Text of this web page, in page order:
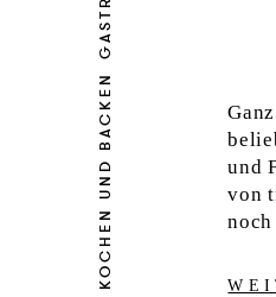
KOCHEN UND BACKEN
und
von